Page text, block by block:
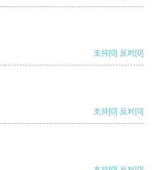
支持[0] 反对[0]
支持[0] 反对[0]